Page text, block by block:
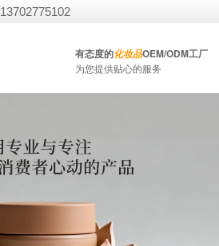
13702775102
有态度的化妆品OEM/ODM工厂
为您提供贴心的服务